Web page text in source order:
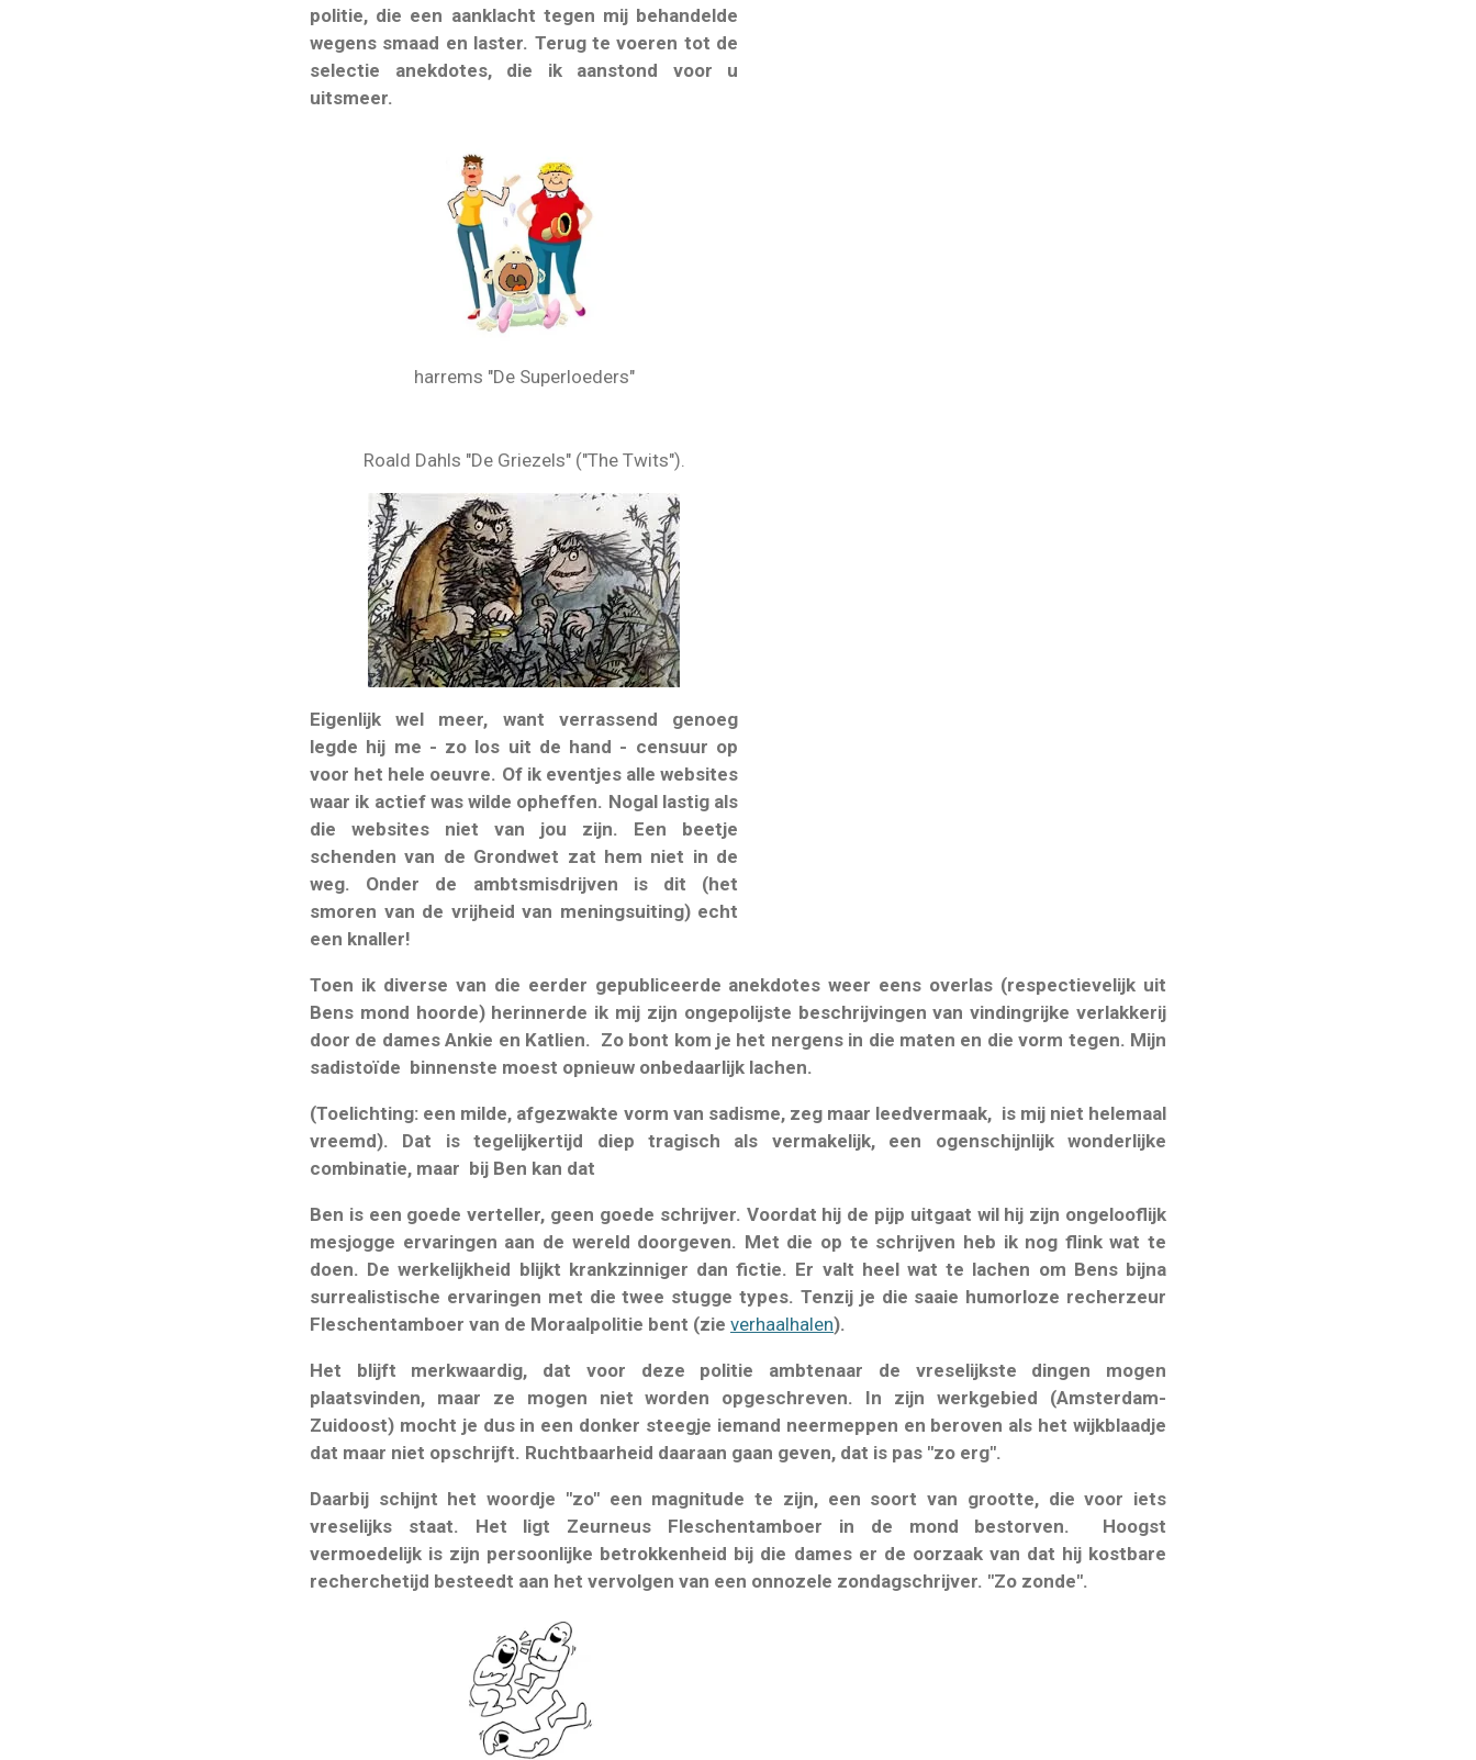
politie, die een aanklacht tegen mij behandelde
wegens smaad en laster. Terug te voeren tot de
selectie anekdotes, die ik aanstond voor u
uitsmeer.
harrems "De Superloeders"
Roald Dahls "De Griezels" ("The Twits").
Eigenlijk wel meer, want verrassend genoeg
legde hij me - zo los uit de hand - censuur op
voor het hele oeuvre. Of ik eventjes alle websites
waar ik actief was wilde opheffen. Nogal lastig als
die websites niet van jou zijn. Een beetje
schenden van de Grondwet zat hem niet in de
weg. Onder de ambtsmisdrijven is dit (het
smoren van de vrijheid van meningsuiting) echt
een knaller!
Toen ik diverse van die eerder gepubliceerde anekdotes weer eens overlas (respectievelijk uit
Bens mond hoorde) herinnerde ik mij zijn ongepolijste beschrijvingen van vindingrijke verlakkerij
door de dames Ankie en Katlien. Zo bont kom je het nergens in die maten en die vorm tegen. Mijn
sadistoïde binnenste moest opnieuw onbedaarlijk lachen.
(Toelichting: een milde, afgezwakte vorm van sadisme, zeg maar leedvermaak, is mij niet helemaal
vreemd). Dat is tegelijkertijd diep tragisch als vermakelijk, een ogenschijnlijk wonderlijke
combinatie, maar bij Ben kan dat
Ben is een goede verteller, geen goede schrijver. Voordat hij de pijp uitgaat wil hij zijn ongelooflijk
mesjogge ervaringen aan de wereld doorgeven. Met die op te schrijven heb ik nog flink wat te
doen. De werkelijkheid blijkt krankzinniger dan fictie. Er valt heel wat te lachen om Bens bijna
surrealistische ervaringen met die twee stugge types. Tenzij je die saaie humorloze recherzeur
Fleschentamboer van de Moraalpolitie bent (zie verhaalhalen).
Het blijft merkwaardig, dat voor deze politie ambtenaar de vreselijkste dingen mogen
plaatsvinden, maar ze mogen niet worden opgeschreven. In zijn werkgebied (Amsterdam-
Zuidoost) mocht je dus in een donker steegje iemand neermeppen en beroven als het wijkblaadje
dat maar niet opschrijft. Ruchtbaarheid daaraan gaan geven, dat is pas "zo erg".
Daarbij schijnt het woordje "zo" een magnitude te zijn, een soort van grootte, die voor iets
vreselijks staat. Het ligt Zeurneus Fleschentamboer in de mond bestorven. Hoogst
vermoedelijk is zijn persoonlijke betrokkenheid bij die dames er de oorzaak van dat hij kostbare
recherchetijd besteedt aan het vervolgen van een onnozele zondagschrijver. "Zo zonde".